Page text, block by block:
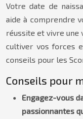
Votre date de
aide à comprendre
réussite et vivre une
cultiver vos forces
conseils pour les
Conseils pour
Engagez-vous
passionnantes